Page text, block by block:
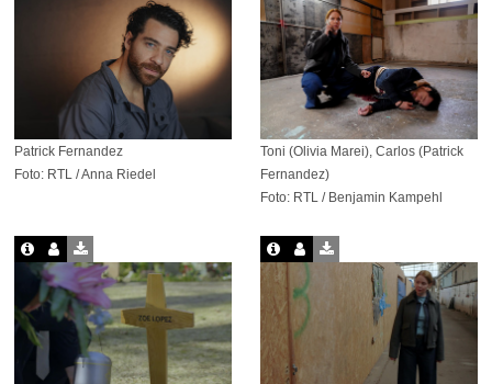
Patrick Fernandez
Foto: RTL / Anna Riedel
Toni (Olivia Marei), Carlos (Patrick
Fernandez)
Foto: RTL / Benjamin Kampehl